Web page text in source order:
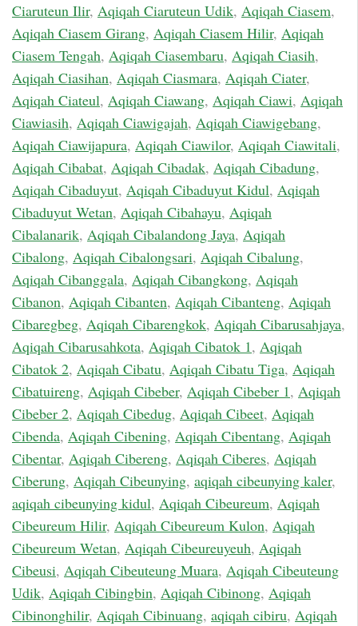
Ciaruteun Ilir, Aqiqah Ciaruteun Udik, Aqiqah Ciasem,
Aqiqah Ciasem Girang, Aqiqah Ciasem Hilir, Aqiqah
Ciasem Tengah, Aqiqah Ciasembaru, Aqiqah Ciasih,
Aqiqah Ciasihan, Aqiqah Ciasmara, Aqiqah Ciater,
Aqiqah Ciateul, Aqiqah Ciawang, Aqiqah Ciawi, Aqiqah
Ciawiasih, Aqiqah Ciawigajah, Aqiqah Ciawigebang,
Aqiqah Ciawijapura, Aqiqah Ciawilor, Aqiqah Ciawitali,
Aqiqah Cibabat, Aqiqah Cibadak, Aqiqah Cibadung,
Aqiqah Cibaduyut, Aqiqah Cibaduyut Kidul, Aqiqah
Cibaduyut Wetan, Aqiqah Cibahayu, Aqiqah
Cibalanarik, Aqiqah Cibalandong Jaya, Aqiqah
Cibalong, Aqiqah Cibalongsari, Aqiqah Cibalung,
Aqiqah Cibanggala, Aqiqah Cibangkong, Aqiqah
Cibanon, Aqiqah Cibanten, Aqiqah Cibanteng, Aqiqah
Cibaregbeg, Aqiqah Cibarengkok, Aqiqah Cibarusahjaya,
Aqiqah Cibarusahkota, Aqiqah Cibatok 1, Aqiqah
Cibatok 2, Aqiqah Cibatu, Aqiqah Cibatu Tiga, Aqiqah
Cibatuireng, Aqiqah Cibeber, Aqiqah Cibeber 1, Aqiqah
Cibeber 2, Aqiqah Cibedug, Aqiqah Cibeet, Aqiqah
Cibenda, Aqiqah Cibening, Aqiqah Cibentang, Aqiqah
Cibentar, Aqiqah Cibereng, Aqiqah Ciberes, Aqiqah
Ciberung, Aqiqah Cibeunying, aqiqah cibeunying kaler,
aqiqah cibeunying kidul, Aqiqah Cibeureum, Aqiqah
Cibeureum Hilir, Aqiqah Cibeureum Kulon, Aqiqah
Cibeureum Wetan, Aqiqah Cibeureuyeuh, Aqiqah
Cibeusi, Aqiqah Cibeuteung Muara, Aqiqah Cibeuteung
Udik, Aqiqah Cibingbin, Aqiqah Cibinong, Aqiqah
Cibinonghilir, Aqiqah Cibinuang, aqiqah cibiru, Aqiqah